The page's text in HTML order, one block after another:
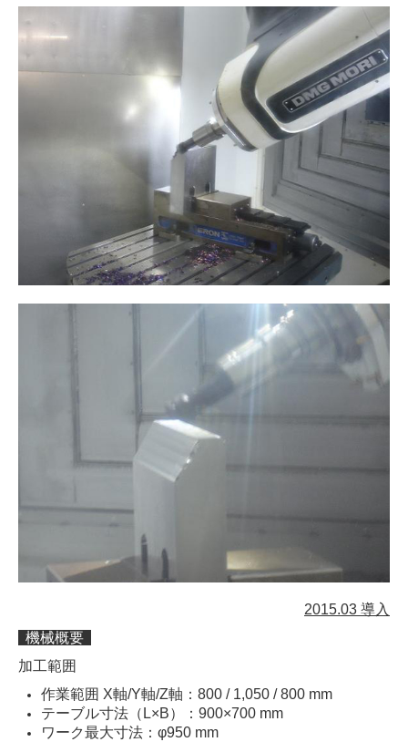
2015.03 導入
機械概要
加工範囲
作業範囲 X軸/Y軸/Z軸：800 / 1,050 / 800 mm
テーブル寸法（L×B）：900×700 mm
ワーク最大寸法：φ950 mm